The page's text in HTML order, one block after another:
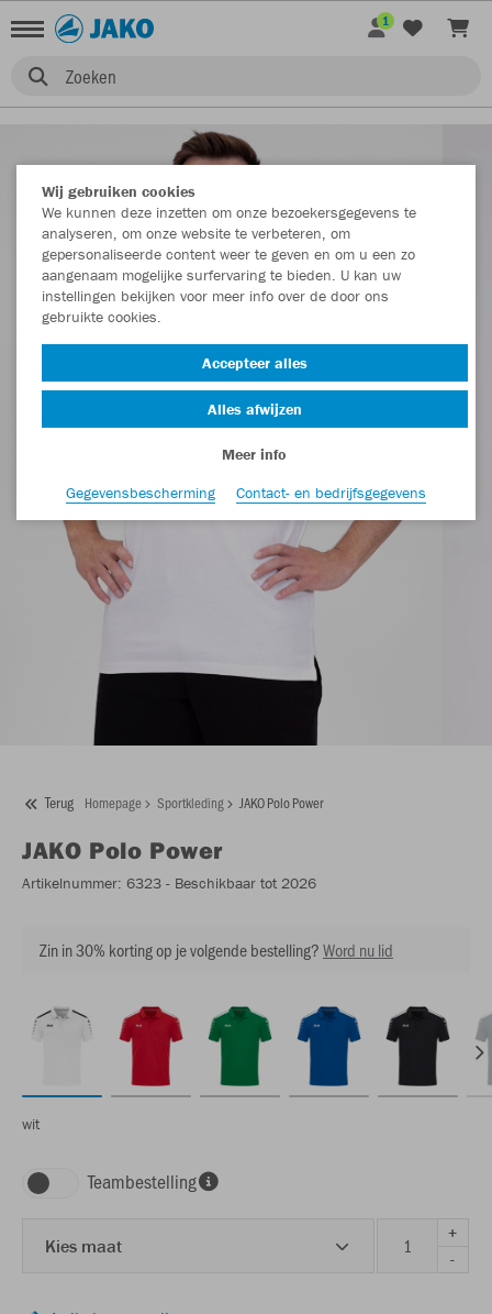
Zoeken
1
Terug Homepage Sportkleding JAKO Polo Power
JAKO Polo Power
Artikelnummer: 6323 - Beschikbaar tot 2026
Zin in 30% korting op je volgende bestelling?Word nu lid
wit
Teambestelling
Kies maat
+
-
Wij gebruiken cookies
We kunnen deze inzetten om onze bezoekersgegevens te
analyseren, om onze website te verbeteren, om
gepersonaliseerde content weer te geven en om u een zo
aangenaam mogelijke surfervaring te bieden. U kan uw
instellingen bekijken voor meer info over de door ons
gebruikte cookies.
Accepteer alles
Alles afwijzen
Meer info
Gegevensbescherming
Contact- en bedrijfsgegevens